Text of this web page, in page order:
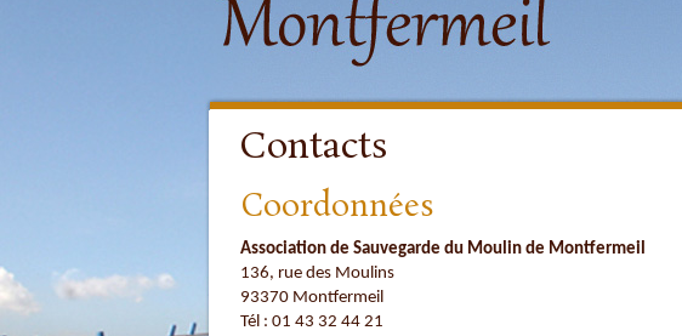
Contacts
Coordonnées
Association de Sauvegarde du Moulin de Montfermeil
136, rue des Moulins
93370 Montfermeil
Tél : 01 43 32 44 21